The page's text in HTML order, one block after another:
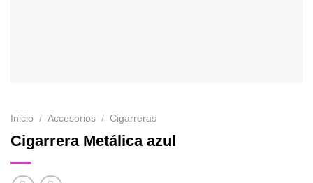
Inicio / Accesorios / Cigarreras
Cigarrera Metálica azul